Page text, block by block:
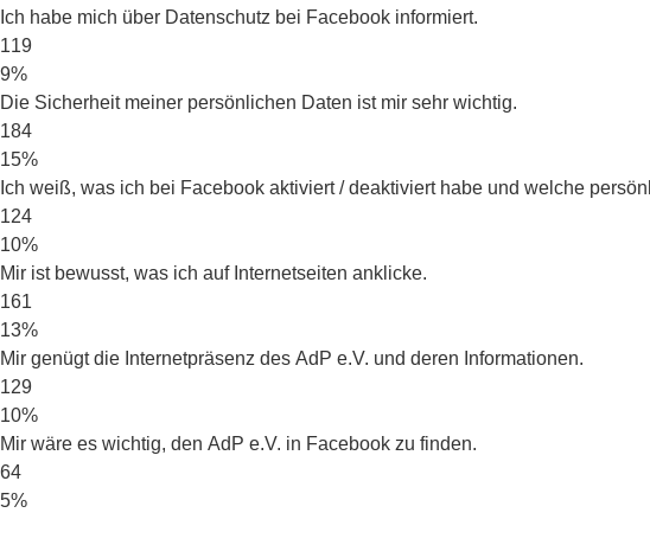
Ich habe mich über Datenschutz bei Facebook informiert.
119
9%
Die Sicherheit meiner persönlichen Daten ist mir sehr wichtig.
184
15%
Ich weiß, was ich bei Facebook aktiviert / deaktiviert habe und welche
124
10%
Mir ist bewusst, was ich auf Internetseiten anklicke.
161
13%
Mir genügt die Internetpräsenz des AdP e.V. und deren Informationen.
129
10%
Mir wäre es wichtig, den AdP e.V. in Facebook zu finden.
64
5%